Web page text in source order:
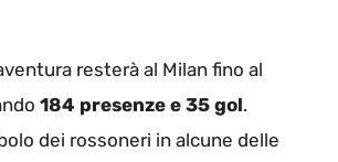
resterà al Milan fino al
184 presenze e 35 gol.
dei rossoneri in alcune delle